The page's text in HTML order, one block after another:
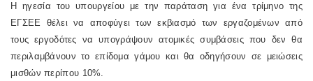
Η ηγεσία του υπουργείου με την παράταση για ένα τρίμηνο της
ΕΓΣΕΕ θέλει να αποφύγει των εκβιασμό των εργαζομένων από
τους εργοδότες να υπογράψουν ατομικές συμβάσεις που δεν θα
περιλαμβάνουν το επίδομα γάμου και θα οδηγήσουν σε μειώσεις
μισθών περίπου 10%.